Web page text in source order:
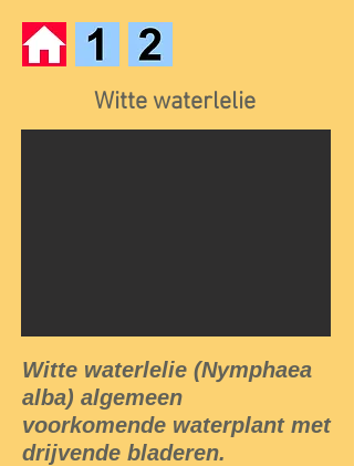
Witte waterlelie
Witte waterlelie (Nymphaea
alba) algemeen
voorkomende waterplant met
drijvende bladeren.